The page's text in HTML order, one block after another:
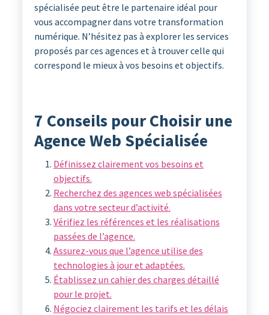
spécialisée peut être le partenaire idéal pour
vous accompagner dans votre transformation
numérique. N’hésitez pas à explorer les services
proposés par ces agences et à trouver celle qui
correspond le mieux à vos besoins et objectifs.
7 Conseils pour Choisir une
Agence Web Spécialisée
Définissez clairement vos besoins et
objectifs.
Recherchez des agences web spécialisées
dans votre secteur d’activité.
Vérifiez les références et les réalisations
passées de l’agence.
Assurez-vous que l’agence utilise des
technologies à jour et adaptées.
Établissez un cahier des charges détaillé
pour le projet.
Négociez clairement les tarifs et les délais